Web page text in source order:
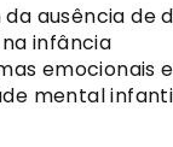
ausência de
infância
emocionais
mental